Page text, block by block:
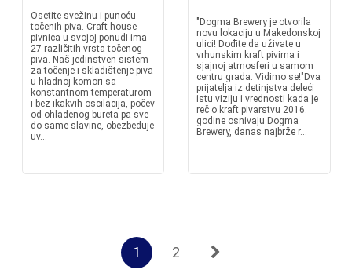
Osetite svežinu i punoću
točenih piva. Craft house
pivnica u svojoj ponudi ima
27 različitih vrsta točenog
piva. Naš jedinstven sistem
za točenje i skladištenje piva
u hladnoj komori sa
konstantnom temperaturom
i bez ikakvih oscilacija, počev
od ohlađenog bureta pa sve
do same slavine, obezbeđuje
uv...
"Dogma Brewery je otvorila
novu lokaciju u Makedonskoj
ulici! Dođite da uživate u
vrhunskim kraft pivima i
sjajnoj atmosferi u samom
centru grada. Vidimo se!"Dva
prijatelja iz detinjstva deleći
istu viziju i vrednosti kada je
reč o kraft pivarstvu 2016.
godine osnivaju Dogma
Brewery, danas najbrže r...
1 2